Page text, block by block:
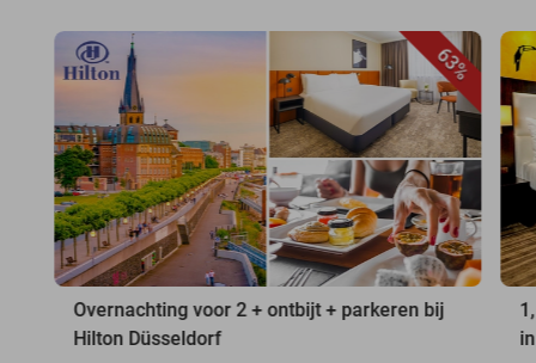
63%
Overnachting voor 2 + ontbijt + parkeren bij
Hilton Düsseldorf